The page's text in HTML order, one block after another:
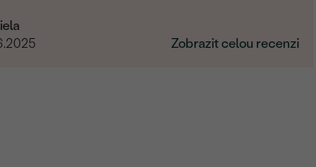
udělal velikou radost, je originální a opravdová
Jednání s paní po e-mailu bylo rychlé a
Zobrazit celou recenzi